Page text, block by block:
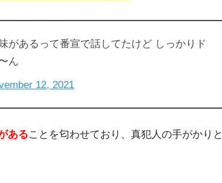
があるって番宣で話してたけど しっかりド
ん
12, 2021
あることを匂わせており、真犯人の手がかりと